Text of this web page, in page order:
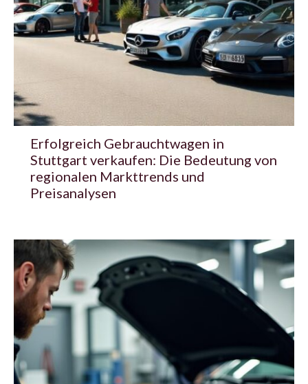
Erfolgreich Gebrauchtwagen in
Stuttgart verkaufen: Die Bedeutung von
regionalen Markttrends und
Preisanalysen